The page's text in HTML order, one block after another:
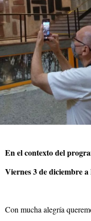
En el contexto del
Viernes 3 de diciembre
Con mucha alegría